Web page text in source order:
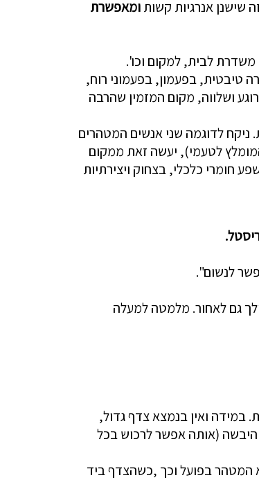
אנרגיות קשותומאפשרת
משדרת לבית, למקום וכו'.
טיבטית, בפעמון, בפעמוני רוח,
ושלווה, מקום המזמין שהרבה
לדוגמה שני אנשים המטהרים
לטעמי), יעשה זאת ממקום
כלכלי, בצחוק ויצירתיות
לנשום".
גם לאחור. מלמטה למעלה
במידה ואין בנמצא צדף גדול,
(אותה אפשר לרכוש בכל
המטהר בפועל וכך ,כשהצדף ביד